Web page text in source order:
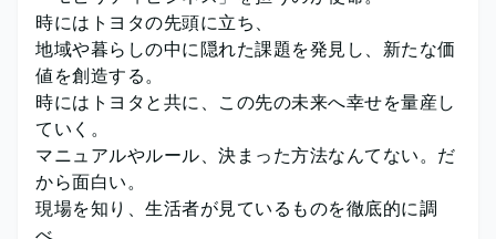
時にはトヨタの先頭に立ち、
地域や暮らしの中に隠れた課題を発見し、新たな価
値を創造する。
時にはトヨタと共に、この先の未来へ幸せを量産し
ていく。
マニュアルやルール、決まった方法なんてない。だ
から面白い。
現場を知り、生活者が見ているものを徹底的に調
べ、